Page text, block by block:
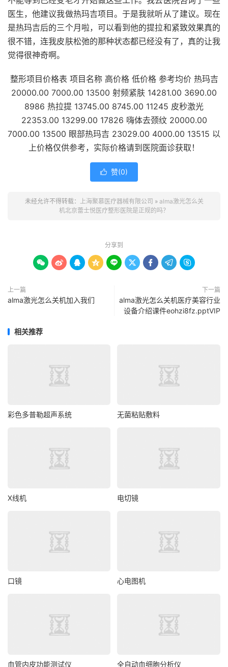
医生，他建议我做热玛吉项目。于是我就听从了建议。现在
是热玛吉后的三个月啦，可以看到他的提拉和紧致效果真的
很不错，连我皮肤松弛的那种状态都已经没有了，真的让我
觉得很神奇啊。
整形项目价格表 项目名称 高价格 低价格 参考均价 热玛吉
20000.00 7000.00 13500 射频紧肤 14281.00 3690.00
8986 热拉提 13745.00 8745.00 11245 皮秒激光
22353.00 13299.00 17826 嗨体去颈纹 20000.00
7000.00 13500 眼部热玛吉 23029.00 4000.00 13515 以
上价格仅供参考，实际价格请到医院面诊获取！
 赞(0)
未经允许不得转载： 上海聚慕医疗器械有限公司 » alma激光怎么关
机北京蕾士悦医疗整形医院是正规的吗？
分享到
        
上一篇
alma激光怎么关机加入我们
下一篇
alma激光怎么关机医疗美容行业
设备介绍课件eohzi8fz.pptVIP
相关推荐
彩色多普勒超声系统 无菌粘贴敷料
X线机 电切镜
口镜 心电图机
血管内皮功能测试仪 全自动血细胞分析仪